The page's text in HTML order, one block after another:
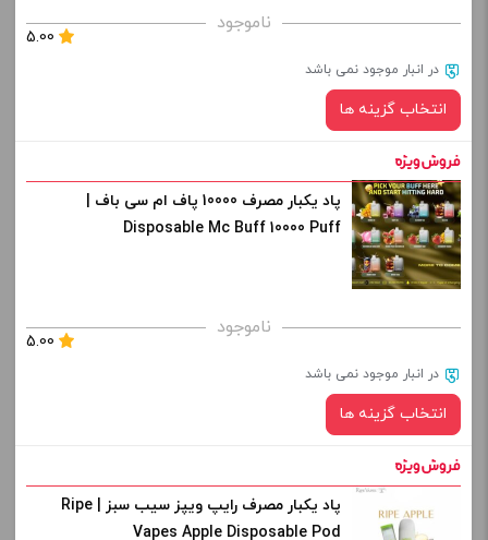
برای فعال شدن سبد خرید و نمایش قیمت ، گزینه های محصول را
+
ناموجود
5.00
در انبار موجود نمی باشد
انتخاب گزینه ها
نیکوتین:
صاف
برای فعال شدن سبد خرید و نمایش قیمت ، گزینه های محصول را
از کادر بالا انتخاب کنید.
+
افزودن به سبد خرید
پاد یکبار مصرف 10000 پاف ام سی باف |
Disposable Mc Buff 10000 Puff
ناموجود
5.00
در انبار موجود نمی باشد
انتخاب گزینه ها
طعم:
پاد یکبار مصرف رایپ ویپز سیب سبز | Ripe
Vapes Apple Disposable Pod